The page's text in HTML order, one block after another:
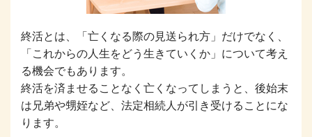
終活とは、「亡くなる際の見送られ方」だけでなく、
「これからの人生をどう生きていくか」について考え
る機会でもあります。
終活を済ませることなく亡くなってしまうと、後始末
は兄弟や甥姪など、法定相続人が引き受けることにな
ります。